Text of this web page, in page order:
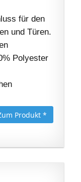
für den
und Türen.
Polyester
Produkt *